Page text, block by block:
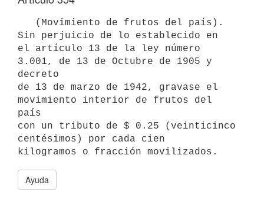
Sin perjuicio de lo establecido en
el artículo 13 de la ley número
3.001, de 13 de Octubre de 1905 y
decreto
de 13 de marzo de 1942, gravase el
movimiento interior de frutos del
país
con un tributo de $ 0.25 (veinticinco
centésimos) por cada cien
kilogramos o fracción movilizados.
Ayuda